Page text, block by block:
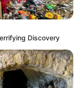
Discovery